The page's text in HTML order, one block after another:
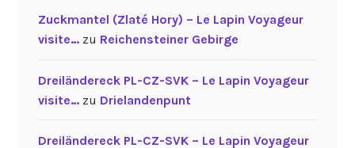
Zuckmantel (Zlaté Hory) – Le Lapin Voyageur
visite…zu Reichensteiner Gebirge
Dreiländereck PL-CZ-SVK – Le Lapin Voyageur
visite…zu Drielandenpunt
Dreiländereck PL-CZ-SVK – Le Lapin Voyageur